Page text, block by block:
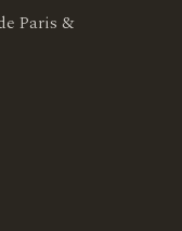
Paris &